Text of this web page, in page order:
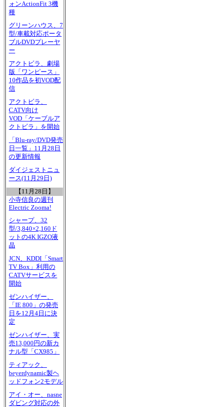
ォンActionFit 3機
種
グリーンハウス、7
型/車載対応ポータ
ブルDVDプレーヤ
ー
アクトビラ、劇場
版「ワンピース」
10作品を初VOD配
信
アクトビラ、
CATV向け
VOD「ケーブルア
クトビラ」を開始
「Blu-ray/DVD発売
日一覧」11月28日
の更新情報
ダイジェストニュ
ース(11月29日)
【11月28日】
小寺信良の週刊
Electric Zooma!
シャープ、32
型/3,840×2,160ド
ットの4K IGZO液
晶
JCN、KDDI「Smart
TV Box」利用の
CATVサービスを
開始
ゼンハイザー、
「IE 800」の発売
日を12月4日に決
定
ゼンハイザー、実
売13,000円の新カ
ナル型「CX985」
ティアック、
beyerdynamic製ヘ
ッドフォン2モデル
アイ・オー、nasne
ダビング対応の外